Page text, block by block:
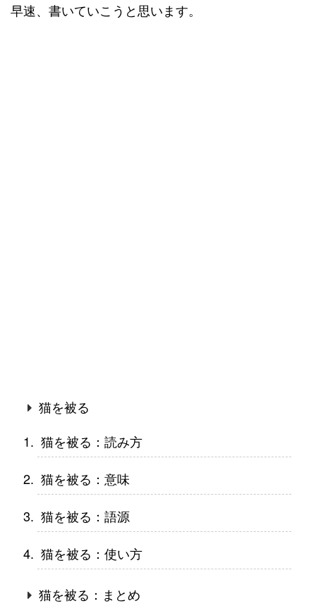
早速、書いていこうと思います。
猫を被る
猫を被る：読み方
猫を被る：意味
猫を被る：語源
猫を被る：使い方
猫を被る：まとめ